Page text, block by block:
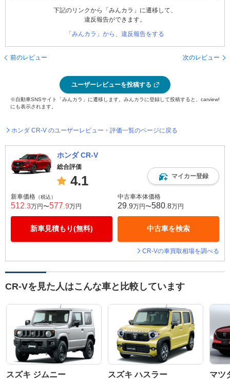
下記のリンクから「みんカラ」に遷移して、
違反報告ができます。
「みんカラ」から、違反報告をする
前のレビュー 次のレビュー
ユーザーレビューを投稿する
※自動車SNSサイト「みんカラ」に遷移します。みんカラに登録して投稿すると、carview!
にも表示されます。
ホンダ CR-V のユーザーレビュー・評価一覧のページに戻る
ホンダ CR-V
総合評価
4.1 マイカー登録
新車価格 （税込）
512 .3万円〜577 .9万円
新車見積もり(無料)
中古車本体価格
29 .9万円〜580 .8万円
中古車を検索
CR-Vの車買取相場を調べる
CR-Vを見た人はこんな車と比較しています
スズキ ジムニー スズキ ハスラー マツ